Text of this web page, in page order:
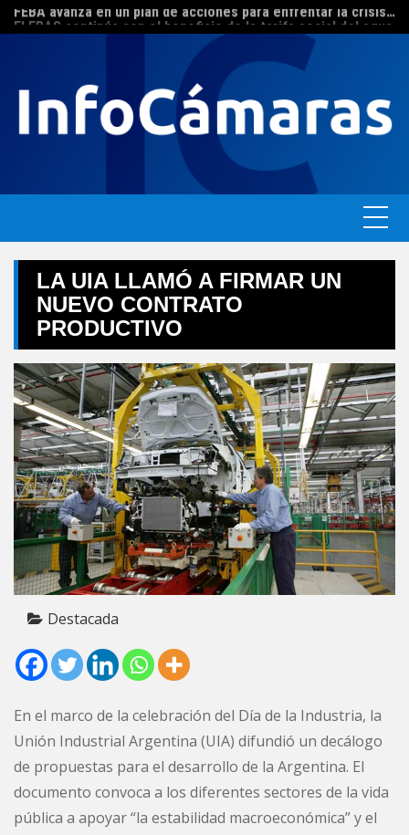
Skip
to
El ERAS continúa con el beneficio de la tarifa social del agua
LA UIA LLAMÓ A FIRMAR UN
NUEVO CONTRATO
PRODUCTIVO
Destacada
En el marco de la celebración del Día de la Industria, la
Unión Industrial Argentina (UIA) difundió un decálogo
de propuestas para el desarrollo de la Argentina. El
documento convoca a los diferentes sectores de la vida
pública a apoyar “la estabilidad macroeconómica” y el